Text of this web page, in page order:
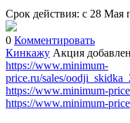
Срок действия: с 28 Мая
0 Комментировать
Кинкажу Акция
https://www.minimum-
price.ru/sales/
https://www.minimum-
https://www.minimum-